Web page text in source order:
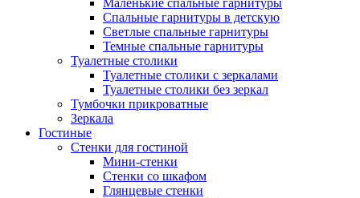
Маленькие спальные гарнитуры
Спальные гарнитуры в детскую
Светлые спальные гарнитуры
Темные спальные гарнитуры
Туалетные столики
Туалетные столики с зеркалами
Туалетные столики без зеркал
Тумбочки прикроватные
Зеркала
Гостиные
Стенки для гостиной
Мини-стенки
Стенки со шкафом
Глянцевые стенки